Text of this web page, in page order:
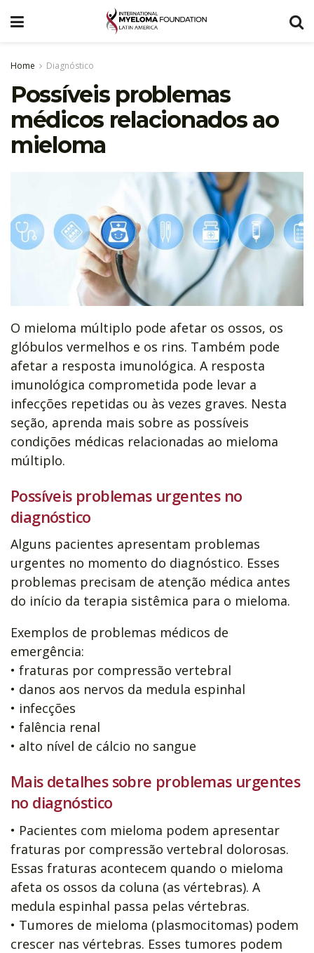
Home Diagnóstico
Possíveis problemas
médicos relacionados ao
mieloma
O mieloma múltiplo pode afetar os ossos, os
glóbulos vermelhos e os rins. Também pode
afetar a resposta imunológica. A resposta
imunológica comprometida pode levar a
infecções repetidas ou às vezes graves. Nesta
seção, aprenda mais sobre as possíveis
condições médicas relacionadas ao mieloma
múltiplo.
Possíveis problemas urgentes no
diagnóstico
Alguns pacientes apresentam problemas
urgentes no momento do diagnóstico. Esses
problemas precisam de atenção médica antes
do início da terapia sistêmica para o mieloma.
Exemplos de problemas médicos de
emergência:
• fraturas por compressão vertebral
• danos aos nervos da medula espinhal
• infecções
• falência renal
• alto nível de cálcio no sangue
Mais detalhes sobre problemas urgentes
no diagnóstico
• Pacientes com mieloma podem apresentar
fraturas por compressão vertebral dolorosas.
Essas fraturas acontecem quando o mieloma
afeta os ossos da coluna (as vértebras). A
medula espinhal passa pelas vértebras.
• Tumores de mieloma (plasmocitomas) podem
crescer nas vértebras. Esses tumores podem